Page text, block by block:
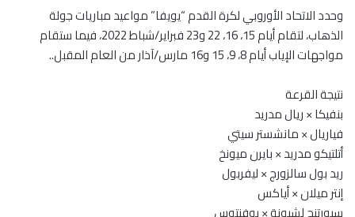
وحدد الاتحاد الأوروبي لكرة القدم “يويفا” مواعيد مباريات جولة
الذهاب، لتقام أيام 15، 16، 22 و23 فبراير/شباط 2022، فيما ستقام
مواجهات الإياب أيام 8، 9، 15 و16 مارس/آذار من العام المقبل..
نتيجة القرعة
بنفيكا × ريال مدريد
فياريال × مانشستر سيتي
أتلتيكو مدريد × بايرن ميونخ
ريد بول سالزورج × ليفربول
إنتر ميلان × أياكس
سبورتنج لشبونة × يوفنتوس